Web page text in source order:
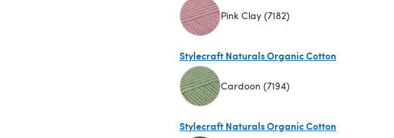
Pink Clay (7182)
Stylecraft Naturals Organic Cotton
Cardoon (7194)
Stylecraft Naturals Organic Cotton